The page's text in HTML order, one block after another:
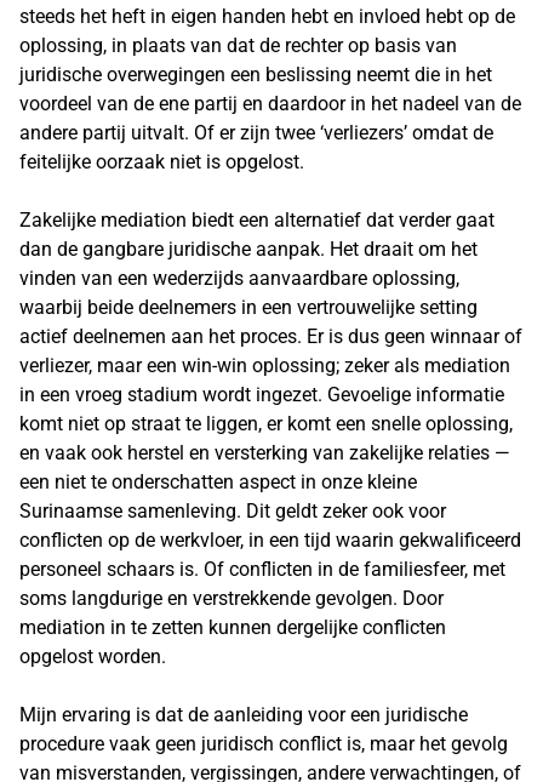
steeds het heft in eigen handen hebt en invloed hebt op de
oplossing, in plaats van dat de rechter op basis van
juridische overwegingen een beslissing neemt die in het
voordeel van de ene partij en daardoor in het nadeel van de
andere partij uitvalt. Of er zijn twee ‘verliezers’ omdat de
feitelijke oorzaak niet is opgelost.
Zakelijke mediation biedt een alternatief dat verder gaat
dan de gangbare juridische aanpak. Het draait om het
vinden van een wederzijds aanvaardbare oplossing,
waarbij beide deelnemers in een vertrouwelijke setting
actief deelnemen aan het proces. Er is dus geen winnaar of
verliezer, maar een win-win oplossing; zeker als mediation
in een vroeg stadium wordt ingezet. Gevoelige informatie
komt niet op straat te liggen, er komt een snelle oplossing,
en vaak ook herstel en versterking van zakelijke relaties —
een niet te onderschatten aspect in onze kleine
Surinaamse samenleving. Dit geldt zeker ook voor
conflicten op de werkvloer, in een tijd waarin gekwalificeerd
personeel schaars is. Of conflicten in de familiesfeer, met
soms langdurige en verstrekkende gevolgen. Door
mediation in te zetten kunnen dergelijke conflicten
opgelost worden.
Mijn ervaring is dat de aanleiding voor een juridische
procedure vaak geen juridisch conflict is, maar het gevolg
van misverstanden, vergissingen, andere verwachtingen, of